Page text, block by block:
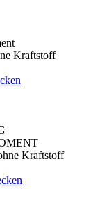
Kraftstoff
Kraftstoff